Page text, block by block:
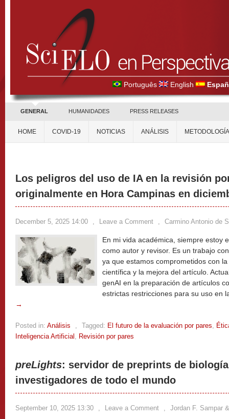
Português English
GENERAL HUMANIDADES PRESS RELEASES
HOME COVID-19 NOTICIAS ANÁLISIS METODOLOGÍA
Los peligros del uso de IA en la revisión
originalmente en Hora Campinas en
December 5, 2025 14:00 , Leave a Comment , Carmino Antonio de
En mi vida académica, siempre estoy
como autor y revisor. Es un trabajo
ya que estamos comprometidos con
científica y la mejora del artículo.
genAI en la preparación de artículos
estrictas restricciones para su uso en
→
Posted in: Análisis , Tagged: El futuro de la evaluación por pares,
Inteligencia Artificial , Revisión por pares
preLights: servidor de preprints de
investigadores de todo el mundo
September 10, 2025 13:30 , Leave a Comment , Jordan F. Sampar